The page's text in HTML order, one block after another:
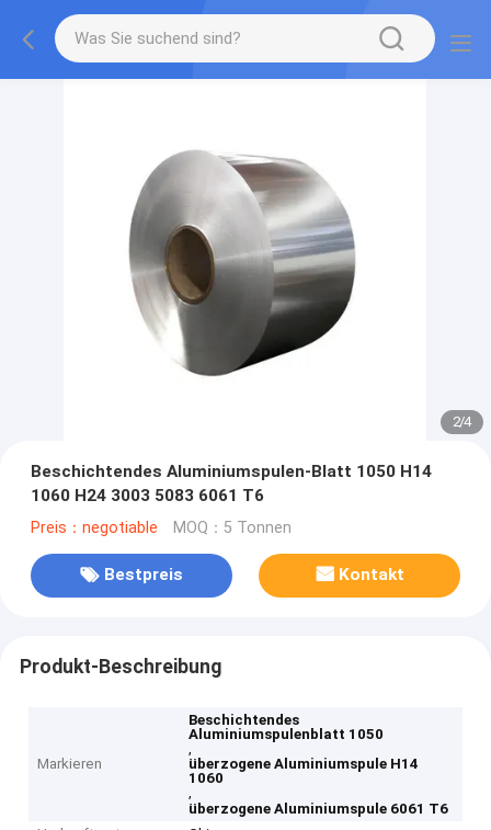
2/4
Beschichtendes Aluminiumspulen-Blatt 1050 H14
1060 H24 3003 5083 6061 T6
Preis：negotiable MOQ：5 Tonnen
Bestpreis Kontakt
Produkt-Beschreibung
Markieren
Beschichtendes
Aluminiumspulenblatt 1050
,
überzogene Aluminiumspule H14
1060
,
überzogene Aluminiumspule 6061 T6